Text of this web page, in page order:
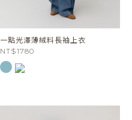
一點光澤薄絨料長袖上衣
NT$1780